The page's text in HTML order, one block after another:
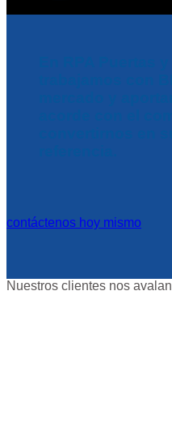
contáctenos hoy mismo
Nuestros clientes nos avalan